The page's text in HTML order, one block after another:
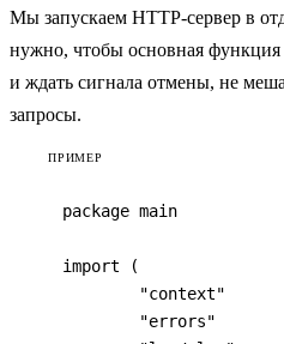
Мы запускаем HTTP-сервер в
нужно, чтобы основная функция
и ждать сигнала отмены, не
запросы.
ПРИМЕР
package main
import (